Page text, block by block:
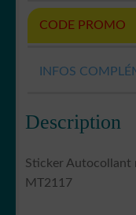
CODE PROMO
INFOS
Description
Sticker Autocollant
MT2117